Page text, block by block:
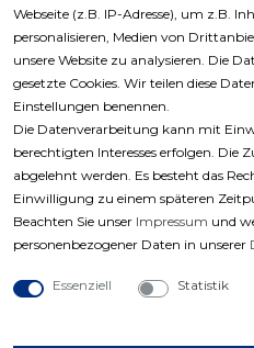
Zahlungsarten
Webseite (z.B. IP-Adresse), um z.B.
personalisieren, Medien von
unsere Website zu analysieren. Die
gesetzte Cookies. Wir teilen diese
Einstellungen benennen.
Die Datenverarbeitung kann mit
berechtigten Interesses erfolgen. Die
abgelehnt werden. Es besteht das
Einwilligung zu einem späteren
Beachten Sie unser Impressum und
personenbezogener Daten in unserer
Essenziell Statistik